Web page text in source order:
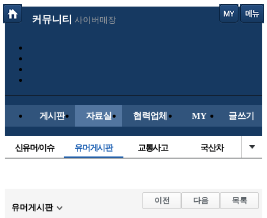
커뮤니티 사이버매장
게시판 자료실 협력업체 MY 글쓰기
신유머/이슈 유머게시판 교통사고 국산차
자유사진 군사/무기
트럭/버스
유머게시판
이전 다음 목록